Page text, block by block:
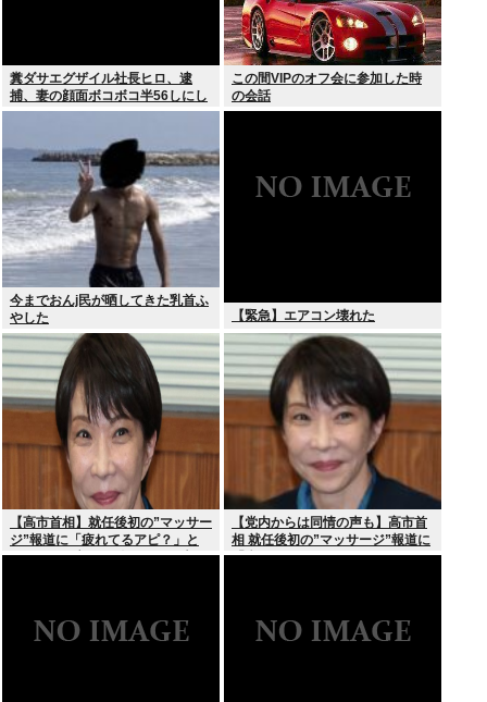
糞ダサエグザイル社長ヒロ、逮
捕、妻の顔面ボコボコ半56しにし
た。
この間VIPのオフ会に参加した時
の会話
今までおんj民が晒してきた乳首ふ
やした
【緊急】エアコン壊れた
【高市首相】就任後初の”マッサー
ジ”報道に「疲れてるアピ？」と
SNSでは一部から冷ややかな声…
【党内からは同情の声も】高市首
相 就任後初の”マッサージ”報道に
「疲れてるアピ？」とSNSでは一